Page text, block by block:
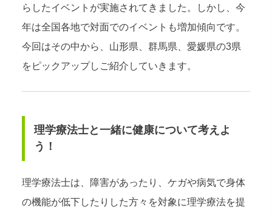
らしたイベントが実施されてきました。しかし、今
年は全国各地で対面でのイベントも増加傾向です。
今回はその中から、山形県、群馬県、愛媛県の3県
をピックアップしご紹介していきます。
理学療法士と一緒に健康について考えよ
う！
理学療法士は、障害があったり、ケガや病気で身体
の機能が低下したりした方々を対象に理学療法を提